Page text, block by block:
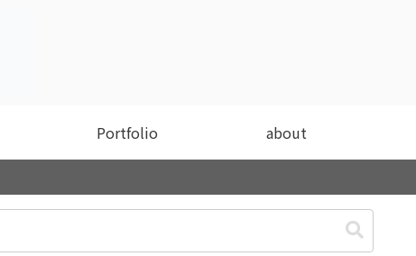
Portfolio about